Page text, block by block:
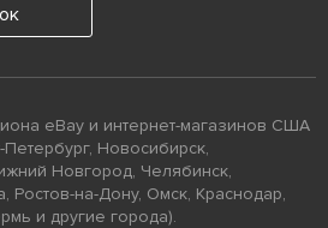
eBay и интернет-магазинов США
Новосибирск,
Новгород, Челябинск,
Ростов-на-Дону, Омск, Краснодар,
и другие города).